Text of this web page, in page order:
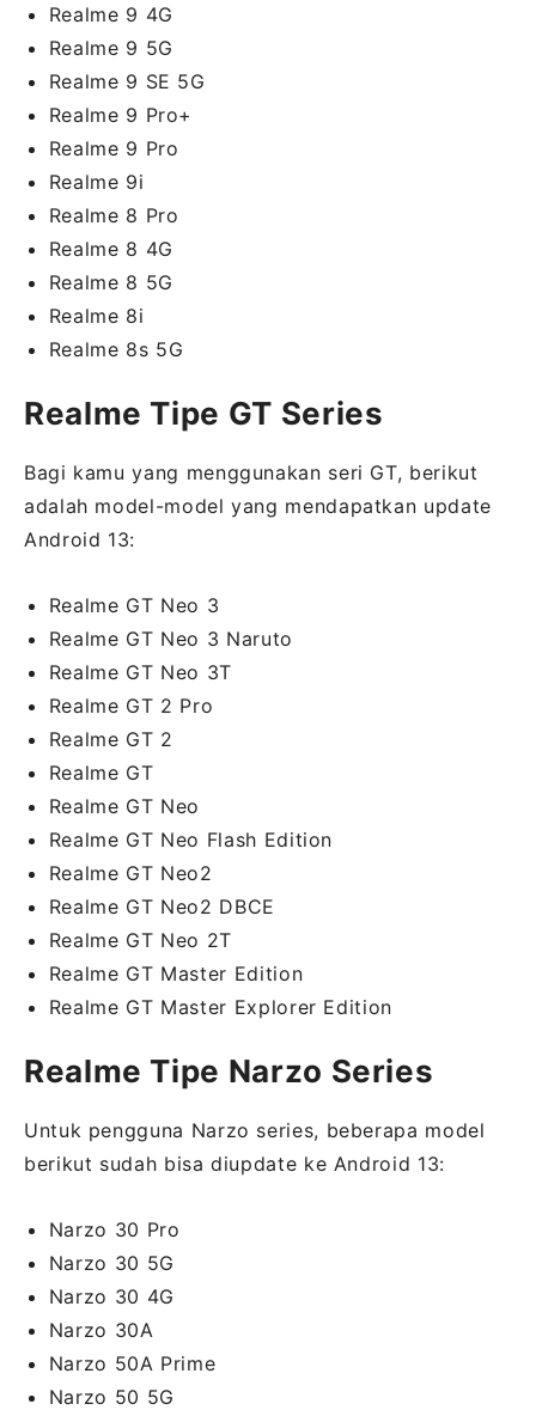
Realme 9 4G
Realme 9 5G
Realme 9 SE 5G
Realme 9 Pro+
Realme 9 Pro
Realme 9i
Realme 8 Pro
Realme 8 4G
Realme 8 5G
Realme 8i
Realme 8s 5G
Realme Tipe GT Series
Bagi kamu yang menggunakan seri GT, berikut
adalah model-model yang mendapatkan update
Android 13:
Realme GT Neo 3
Realme GT Neo 3 Naruto
Realme GT Neo 3T
Realme GT 2 Pro
Realme GT 2
Realme GT
Realme GT Neo
Realme GT Neo Flash Edition
Realme GT Neo2
Realme GT Neo2 DBCE
Realme GT Neo 2T
Realme GT Master Edition
Realme GT Master Explorer Edition
Realme Tipe Narzo Series
Untuk pengguna Narzo series, beberapa model
berikut sudah bisa diupdate ke Android 13:
Narzo 30 Pro
Narzo 30 5G
Narzo 30 4G
Narzo 30A
Narzo 50A Prime
Narzo 50 5G